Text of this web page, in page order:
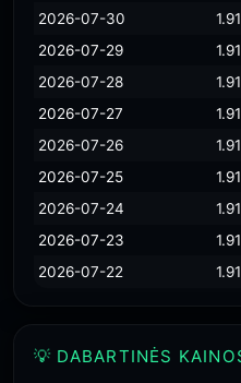
2026-07-30
2026-07-29
2026-07-28
2026-07-27
2026-07-26
2026-07-25
2026-07-24
2026-07-23
2026-07-22
💡 DABARTINĖS